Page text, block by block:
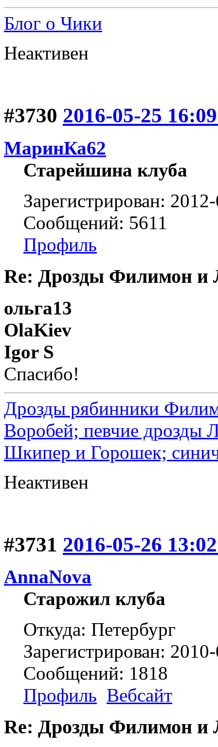
Блог о Чики
Неактивен
#3730 2016-05-25
МаринКа62
Старейшина клуба
Зарегистрирован:
Сообщений: 5611
Профиль
Re: Дрозды Филимон и
ольга13
OlaKiev
Igor S
Спасибо!
Дрозды рябинники
Воробей; певчие дрозды
Шкипер и Горошек;
Неактивен
#3731 2016-05-26
AnnaNova
Старожил клуба
Откуда: Петербург
Зарегистрирован:
Сообщений: 1818
Профиль Вебсайт
Re: Дрозды Филимон и